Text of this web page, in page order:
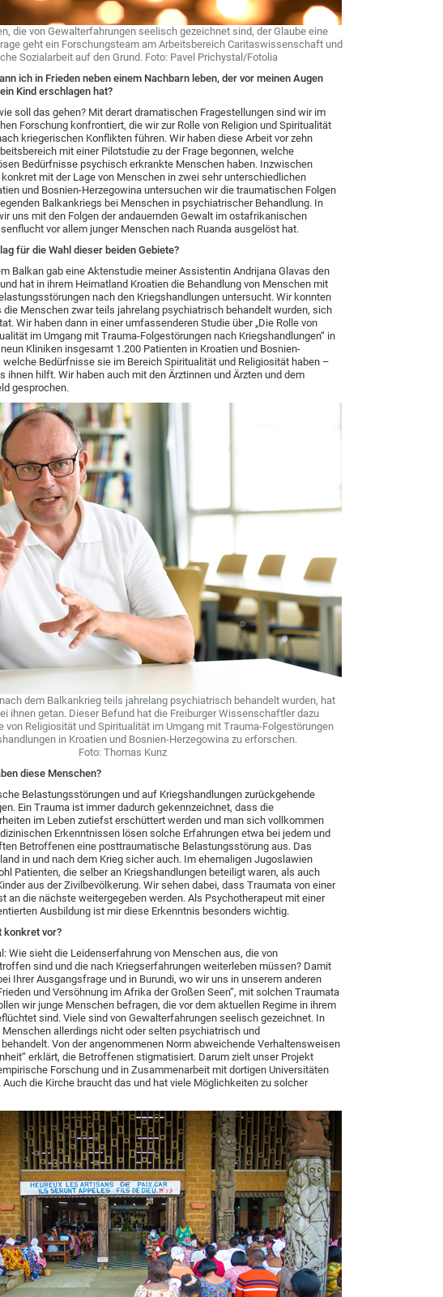
die von Gewalterfahrungen seelisch gezeichnet sind, der Glaube eine
geht ein Forschungsteam am Arbeitsbereich Caritaswissenschaft und
Sozialarbeit auf den Grund. Foto: Pavel Prichystal/Fotolia
ich in Frieden neben einem Nachbarn leben, der vor meinen Augen
Kind erschlagen hat?
soll das gehen? Mit derart dramatischen Fragestellungen sind wir im
Forschung konfrontiert, die wir zur Rolle von Religion und Spiritualität
kriegerischen Konflikten führen. Wir haben diese Arbeit vor zehn
mit einer Pilotstudie zu der Frage begonnen, welche
Bedürfnisse psychisch erkrankte Menschen haben. Inzwischen
mit der Lage von Menschen in zwei sehr unterschiedlichen
und Bosnien-Herzegowina untersuchen wir die traumatischen Folgen
Balkankriegs bei Menschen in psychiatrischer Behandlung. In
uns mit den Folgen der andauernden Gewalt im ostafrikanischen
vor allem junger Menschen nach Ruanda ausgelöst hat.
für die Wahl dieser beiden Gebiete?
Balkan gab eine Aktenstudie meiner Assistentin Andrijana Glavas den
hat in ihrem Heimatland Kroatien die Behandlung von Menschen mit
nach den Kriegshandlungen untersucht. Wir konnten
die Menschen zwar teils jahrelang psychiatrisch behandelt wurden, sich
Wir haben dann in einer umfassenderen Studie über „Die Rolle von
im Umgang mit Trauma-Folgestörungen nach Kriegshandlungen“ in
Kliniken insgesamt 1.200 Patienten in Kroatien und Bosnien-
welche Bedürfnisse sie im Bereich Spiritualität und Religiosität haben –
ihnen hilft. Wir haben auch mit den Ärztinnen und Ärzten und dem
gesprochen.
dem Balkankrieg teils jahrelang psychiatrisch behandelt wurden, hat
ihnen getan. Dieser Befund hat die Freiburger Wissenschaftler dazu
von Religiosität und Spiritualität im Umgang mit Trauma-Folgestörungen
in Kroatien und Bosnien-Herzegowina zu erforschen.
Foto: Thomas Kunz
diese Menschen?
Belastungsstörungen und auf Kriegshandlungen zurückgehende
Ein Trauma ist immer dadurch gekennzeichnet, dass die
im Leben zutiefst erschüttert werden und man sich vollkommen
Erkenntnissen lösen solche Erfahrungen etwa bei jedem und
Betroffenen eine posttraumatische Belastungsstörung aus. Das
in und nach dem Krieg sicher auch. Im ehemaligen Jugoslawien
Patienten, die selber an Kriegshandlungen beteiligt waren, als auch
aus der Zivilbevölkerung. Wir sehen dabei, dass Traumata von einer
an die nächste weitergegeben werden. Als Psychotherapeut mit einer
Ausbildung ist mir diese Erkenntnis besonders wichtig.
konkret vor?
Wie sieht die Leidenserfahrung von Menschen aus, die von
sind und die nach Kriegserfahrungen weiterleben müssen? Damit
Ihrer Ausgangsfrage und in Burundi, wo wir uns in unserem anderen
und Versöhnung im Afrika der Großen Seen“, mit solchen Traumata
wir junge Menschen befragen, die vor dem aktuellen Regime in ihrem
sind. Viele sind von Gewalterfahrungen seelisch gezeichnet. In
allerdings nicht oder selten psychiatrisch und
Von der angenommenen Norm abweichende Verhaltensweisen
erklärt, die Betroffenen stigmatisiert. Darum zielt unser Projekt
Forschung und in Zusammenarbeit mit dortigen Universitäten
die Kirche braucht das und hat viele Möglichkeiten zu solcher